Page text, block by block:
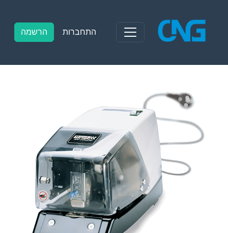
content
התחברות הרשמה